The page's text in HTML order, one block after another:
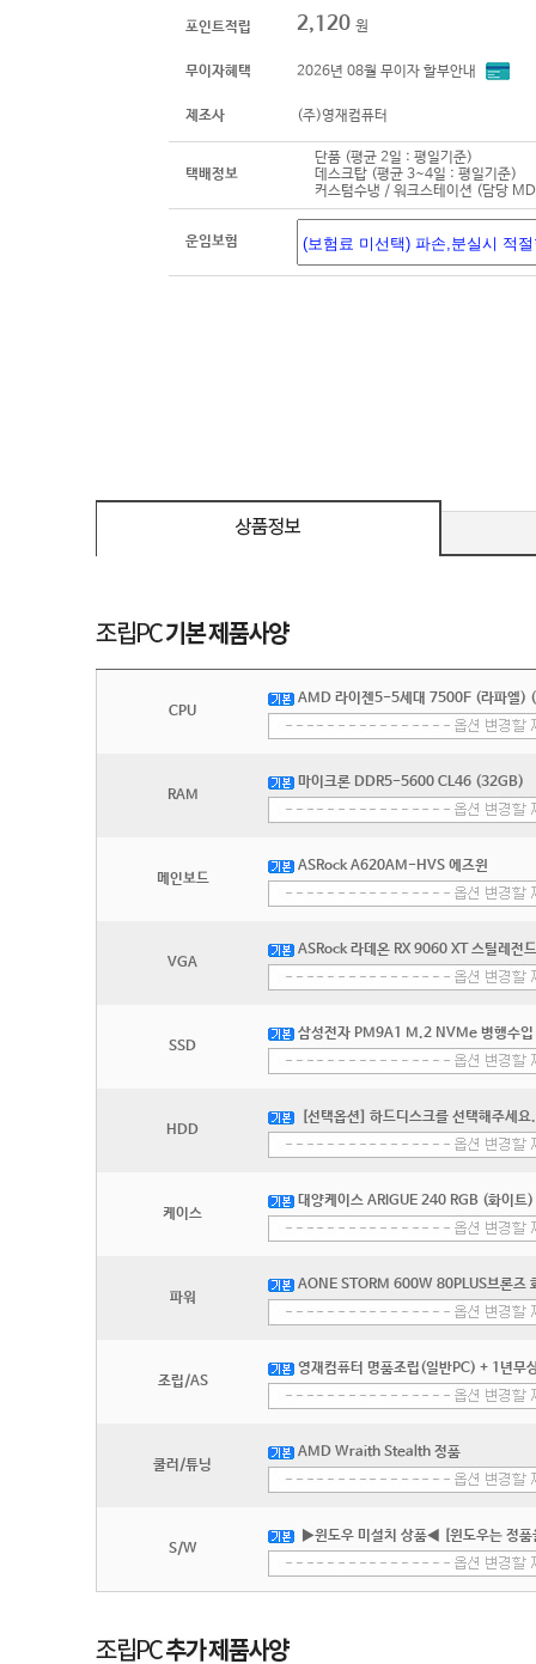
포인트적립 2,120 원
무이자혜택 2026년 08월 무이자 할부안내
제조사 (주)영재컴퓨터
택배정보
단품 (평균 2일 : 평일기준)
데스크탑 (평균 3~4일 : 평일기준)
커스텀수냉 / 워크스테이션 (담당
운임보험
CPU
AMD 라이젠5-5세대 7500F (라파엘)
RAM
마이크론 DDR5-5600 CL46 (32GB)
메인보드
ASRock A620AM-HVS 에즈윈
VGA
ASRock 라데온 RX 9060 XT 스틸레전
SSD
삼성전자 PM9A1 M.2 NVMe 병행수
HDD
[선택옵션] 하드디스크를 선택해주세요.
케이스
대양케이스 ARIGUE 240 RGB (화이트)
파워
AONE STORM 600W 80PLUS브론즈
조립/AS
영재컴퓨터 명품조립(일반PC) + 1년무
쿨러/튜닝
AMD Wraith Stealth 정품
S/W
▶윈도우 미설치 상품◀ [윈도우는 정